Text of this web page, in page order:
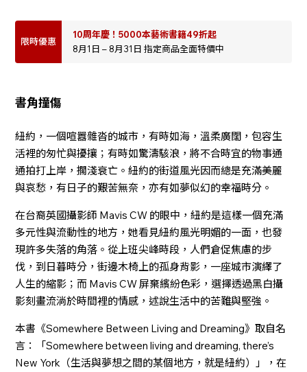
限時優惠
10周年慶！5000本藝術書籍49折起
8月1日 – 8月31日 指定商品全面特價中
書角撞傷
紐約，一個喧囂雜沓的城市，有時如海，溫柔廣闊，包容生
活裡的匆忙與擾攘；有時如驚濤駭浪，將不合時宜的物事通
通拍打上岸，擱淺衰亡。紐約的街道風光因而總是充滿美麗
與哀愁，有日子的艱苦無奈，亦有如夢似幻的幸福時分。
在台裔英國攝影師 Mavis CW 的眼中，紐約是這樣一個充滿
多元性與流動性的地方，她看見紐約風光明媚的一面，也發
現許多失落的角落。從上班尖峰時段，人們倉促焦慮的步
伐，到日暮時分，街邊木椅上的孤身背影，一座城市演繹了
人生的縮影；而 Mavis CW 屏棄繽紛色彩，選擇透過黑白攝
影刻畫流淌於時間裡的情感，述說生活中的苦難與堅強。
本書《Somewhere Between Living and Dreaming》取自名
言：「Somewhere between living and dreaming, there’s
New York（生活與夢想之間的某個地方，就是紐約）」，在